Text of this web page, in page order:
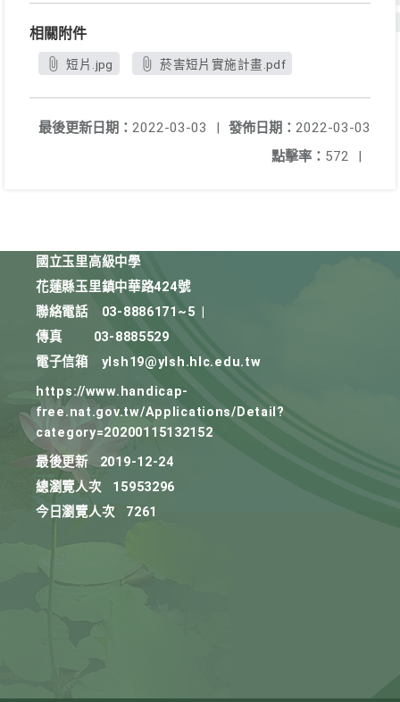
相關附件
短片.jpg 菸害短片實施計畫.pdf
發佈日期： 2022-03-03
最後更新日期： 2022-03-03
|
點擊率： 572 |
國立玉里高級中學
花蓮縣玉里鎮中華路424號
聯絡電話
03-8886171~5
傳真
03-8885529
電子信箱
ylsh19@ylsh.hlc.edu.tw
https://www.handicap-
free.nat.gov.tw/Applications/Detail?
category=20200115132152
最後更新
2019-12-24
總瀏覽人次
15953296
今日瀏覽人次
7261